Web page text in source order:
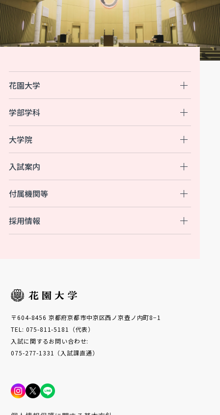
花園大学
入試案内
付属機関等
学部学科
大学院
採用情報
〒604-8456 京都府京都市中京区西ノ京壺ノ内町8−1
TEL: 075-811-5181（代表）
入試に関するお問い合わせ:
075-277-1331（入試課直通）